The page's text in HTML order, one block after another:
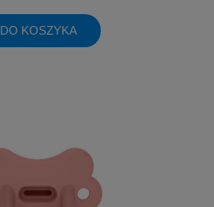
DO KOSZYKA